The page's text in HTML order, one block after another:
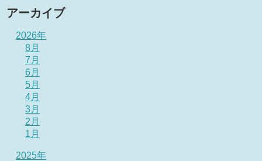
アーカイブ
2026年
8月
7月
6月
5月
4月
3月
2月
1月
2025年